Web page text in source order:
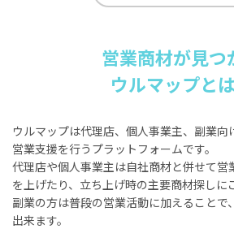
営業商材が見つ
ウルマップと
ウルマップは代理店、個人事業主、副業向
営業支援を行うプラットフォームです。
代理店や個人事業主は自社商材と併せて営
を上げたり、立ち上げ時の主要商材探しに
副業の方は普段の営業活動に加えることで
出来ます。